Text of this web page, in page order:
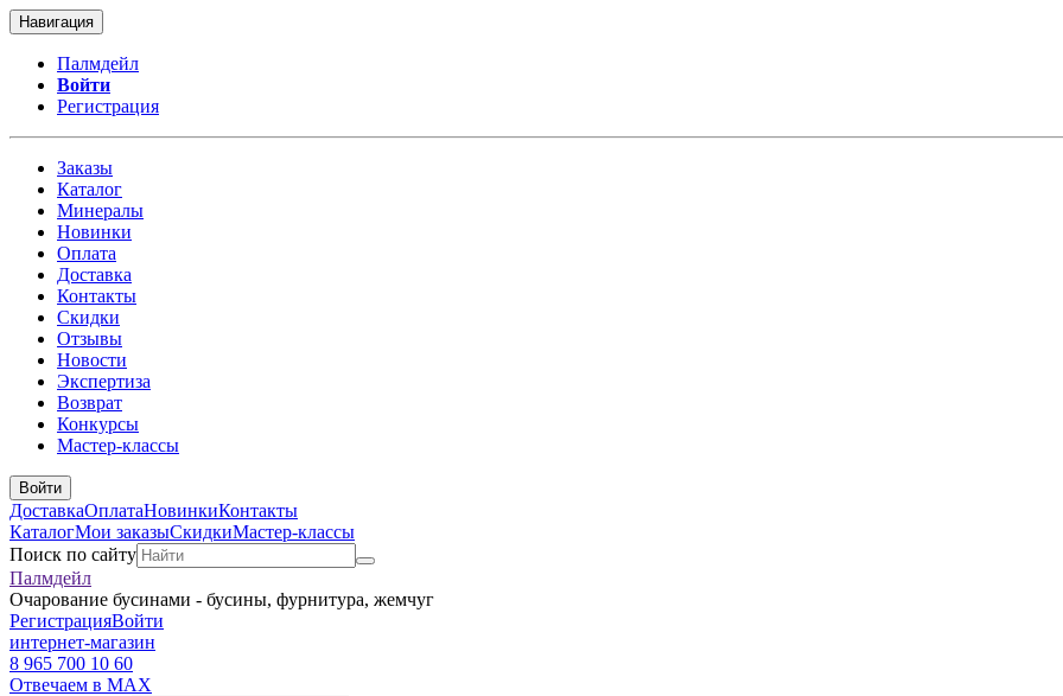
Навигация
Палмдейл
Войти
Регистрация
Заказы
Каталог
Минералы
Новинки
Оплата
Доставка
Контакты
Скидки
Отзывы
Новости
Экспертиза
Возврат
Конкурсы
Мастер-классы
Войти
ДоставкаОплатаНовинкиКонтакты
КаталогМои заказыСкидкиМастер-классы
Поиск по сайту
Палмдейл
Очарование бусинами - бусины, фурнитура, жемчуг
РегистрацияВойти
интернет-магазин
8 965 700 10 60
Отвечаем в MAX